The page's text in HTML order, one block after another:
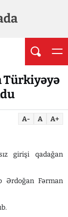
Türkiyəyə
A- A A+
girişi qadağan
Ərdoğan Fərman